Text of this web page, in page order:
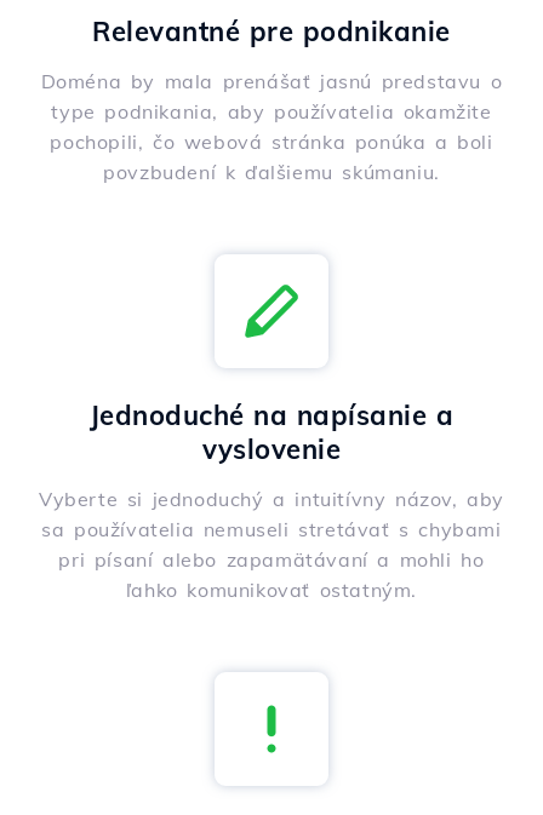
Relevantné pre podnikanie
Doména by mala prenášať jasnú predstavu o
type podnikania, aby používatelia okamžite
pochopili, čo webová stránka ponúka a boli
povzbudení k ďalšiemu skúmaniu.
Jednoduché na napísanie a
vyslovenie
Vyberte si jednoduchý a intuitívny názov, aby
sa používatelia nemuseli stretávať s chybami
pri písaní alebo zapamätávaní a mohli ho
ľahko komunikovať ostatným.